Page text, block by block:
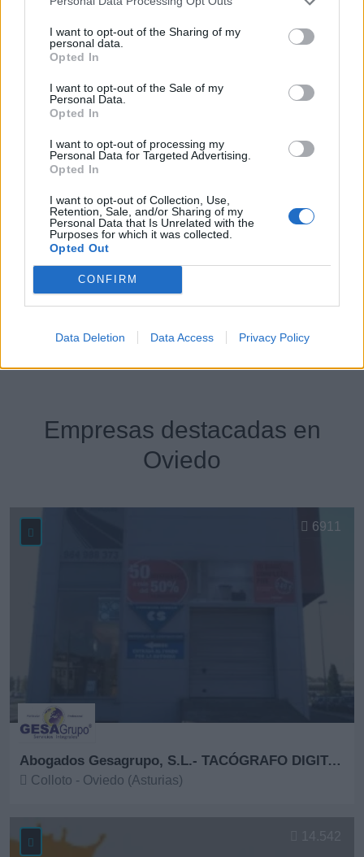
I want to opt-out of the Sharing of my
personal data.
Opted In
I want to opt-out of the Sale of my
Personal Data.
Opted In
I want to opt-out of processing my
Personal Data for Targeted Advertising.
Opted In
I want to opt-out of Collection, Use,
Retention, Sale, and/or Sharing of my
Personal Data that Is Unrelated with the
Purposes for which it was collected.
Opted Out
CONFIRM
Data Deletion Data Access Privacy Policy
Construcciones García Lobo
Olloniego - Oviedo (Asturias)
Ver más
Empresas destacadas en
Oviedo
Abogados Gesagrupo, S.L.- TACÓGRAFO DIGITAL
Colloto - Oviedo (Asturias)
6911